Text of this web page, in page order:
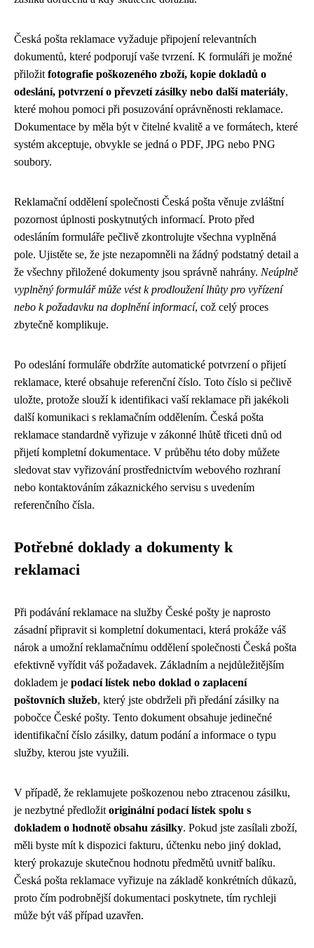
Česká pošta reklamace vyžaduje připojení relevantních
dokumentů, které podporují vaše tvrzení. K formuláři je možné
přiložit fotografie poškozeného zboží, kopie dokladů o
odeslání, potvrzení o převzetí zásilky nebo další materiály,
které mohou pomoci při posuzování oprávněnosti reklamace.
Dokumentace by měla být v čitelné kvalitě a ve formátech, které
systém akceptuje, obvykle se jedná o PDF, JPG nebo PNG
soubory.
Reklamační oddělení společnosti Česká pošta věnuje zvláštní
pozornost úplnosti poskytnutých informací. Proto před
odesláním formuláře pečlivě zkontrolujte všechna vyplněná
pole. Ujistěte se, že jste nezapomněli na žádný podstatný detail a
že všechny přiložené dokumenty jsou správně nahrány. Neúplně
vyplněný formulář může vést k prodloužení lhůty pro vyřízení
nebo k požadavku na doplnění informací, což celý proces
zbytečně komplikuje.
Po odeslání formuláře obdržíte automatické potvrzení o přijetí
reklamace, které obsahuje referenční číslo. Toto číslo si pečlivě
uložte, protože slouží k identifikaci vaší reklamace při jakékoli
další komunikaci s reklamačním oddělením. Česká pošta
reklamace standardně vyřizuje v zákonné lhůtě třiceti dnů od
přijetí kompletní dokumentace. V průběhu této doby můžete
sledovat stav vyřizování prostřednictvím webového rozhraní
nebo kontaktováním zákaznického servisu s uvedením
referenčního čísla.
Potřebné doklady a dokumenty k
reklamaci
Při podávání reklamace na služby České pošty je naprosto
zásadní připravit si kompletní dokumentaci, která prokáže váš
nárok a umožní reklamačnímu oddělení společnosti Česká pošta
efektivně vyřídit váš požadavek. Základním a nejdůležitějším
dokladem je podací lístek nebo doklad o zaplacení
poštovních služeb, který jste obdrželi při předání zásilky na
pobočce České pošty. Tento dokument obsahuje jedinečné
identifikační číslo zásilky, datum podání a informace o typu
služby, kterou jste využili.
V případě, že reklamujete poškozenou nebo ztracenou zásilku,
je nezbytné předložit originální podací lístek spolu s
dokladem o hodnotě obsahu zásilky. Pokud jste zasílali zboží,
měli byste mít k dispozici fakturu, účtenku nebo jiný doklad,
který prokazuje skutečnou hodnotu předmětů uvnitř balíku.
Česká pošta reklamace vyřizuje na základě konkrétních důkazů,
proto čím podrobnější dokumentaci poskytnete, tím rychleji
může být váš případ uzavřen.